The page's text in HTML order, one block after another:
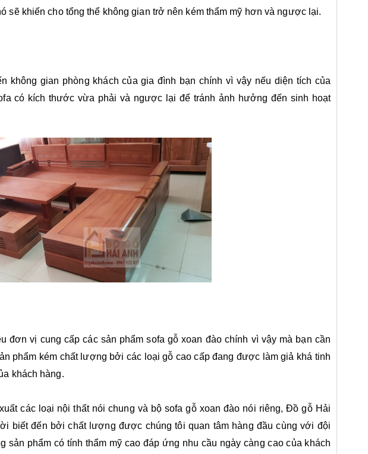
sẽ khiến cho tổng thể không gian trở nên kém thẩm mỹ hơn và ngược lại.
không gian phòng khách của gia đình bạn chính vì vậy nếu diện tích của
có kích thước vừa phải và ngược lại để tránh ảnh hưởng đến sinh hoạt
đơn vị cung cấp các sản phẩm sofa gỗ xoan đào chính vì vậy mà bạn cần
phẩm kém chất lượng bởi các loại gỗ cao cấp đang được làm giả khá tinh
khách hàng.
các loại nội thất nói chung và bộ sofa gỗ xoan đào nói riêng, Đồ gỗ Hải
biết đến bởi chất lượng được chúng tôi quan tâm hàng đầu cùng với đội
sản phẩm có tính thẩm mỹ cao đáp ứng nhu cầu ngày càng cao của khách